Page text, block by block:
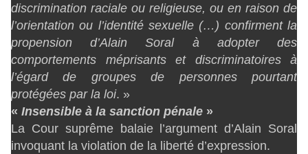
discrimination raciale ou religieuse, ou en raison de
l’orientation ou l’identité sexuelle (…) confirment la
propension d’Alain Soral à adopter des
comportements méprisants et discriminatoires à
l’égard de groupes de personnes pourtant
protégées par la loi. »
« Insensible à la sanction pénale »
La Cour suprême balaie l’argument d’Alain Soral
invoquant la violation de la liberté d’expression.